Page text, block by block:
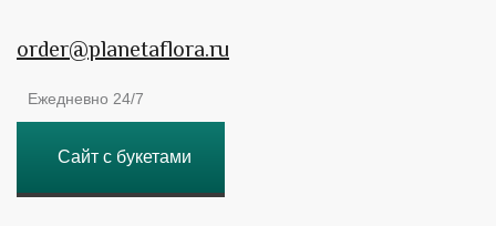
order@planetaflora.ru
Ежедневно 24/7
Сайт с букетами